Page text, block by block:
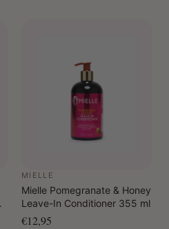
MIELLE
Mielle Pomegranate & Honey
Leave-In Conditioner 355 ml
€12,95